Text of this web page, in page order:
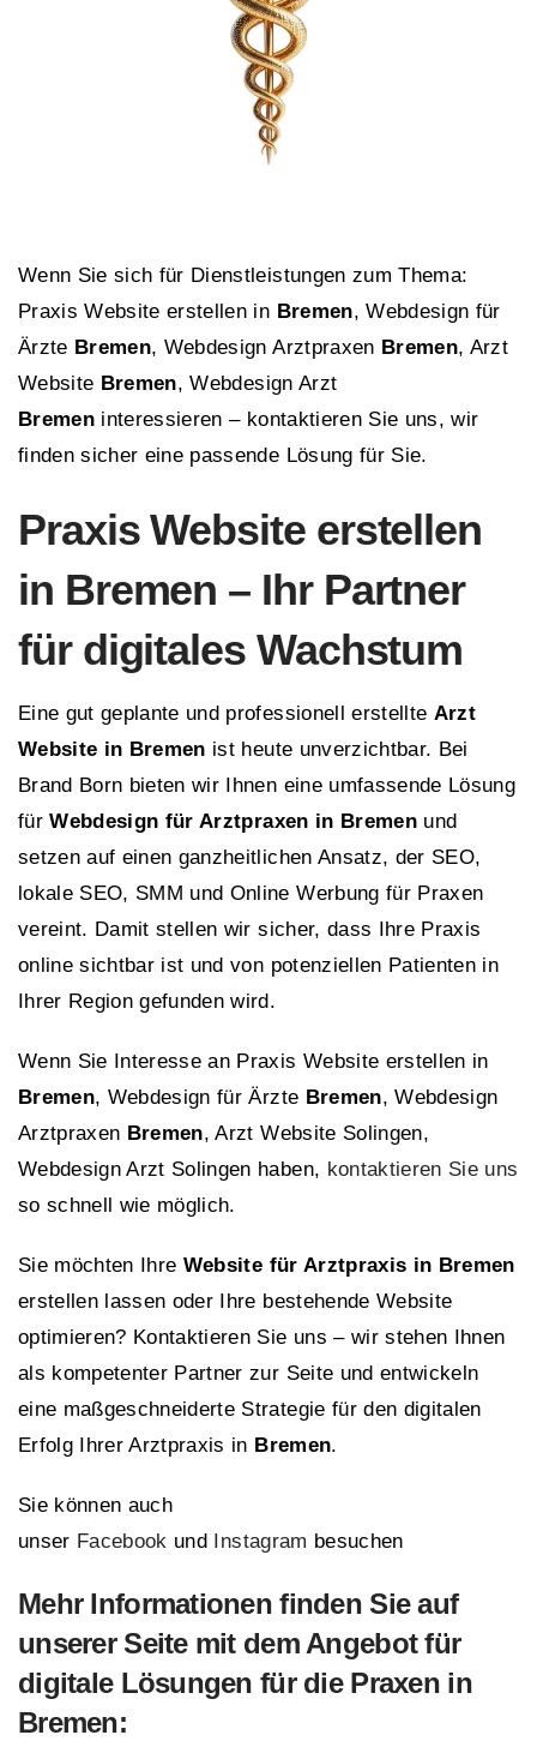
Wenn Sie sich für Dienstleistungen zum Thema:
Praxis Website erstellen in Bremen, Webdesign für
Ärzte Bremen, Webdesign Arztpraxen Bremen, Arzt
Website Bremen, Webdesign Arzt
Bremen interessieren – kontaktieren Sie uns, wir
finden sicher eine passende Lösung für Sie.
Praxis Website erstellen
in Bremen – Ihr Partner
für digitales Wachstum
Eine gut geplante und professionell erstellte Arzt
Website in Bremen ist heute unverzichtbar. Bei
Brand Born bieten wir Ihnen eine umfassende Lösung
fürWebdesign für Arztpraxen in Bremenund
setzen auf einen ganzheitlichen Ansatz, der SEO,
lokale SEO, SMM und Online Werbung für Praxen
vereint. Damit stellen wir sicher, dass Ihre Praxis
online sichtbar ist und von potenziellen Patienten in
Ihrer Region gefunden wird.
Wenn Sie Interesse an Praxis Website erstellen in
Bremen, Webdesign für Ärzte Bremen, Webdesign
Arztpraxen Bremen, Arzt Website Solingen,
Webdesign Arzt Solingen haben, kontaktieren Sie uns
so schnell wie möglich.
Sie möchten Ihre Website für Arztpraxis in Bremen
erstellen lassen oder Ihre bestehende Website
optimieren? Kontaktieren Sie uns – wir stehen Ihnen
als kompetenter Partner zur Seite und entwickeln
eine maßgeschneiderte Strategie für den digitalen
Erfolg Ihrer Arztpraxis in Bremen.
Sie können auch
unser Facebook und Instagram besuchen
Mehr Informationen finden Sie auf
unserer Seite mit dem Angebot für
digitale Lösungen für die Praxen in
Bremen: